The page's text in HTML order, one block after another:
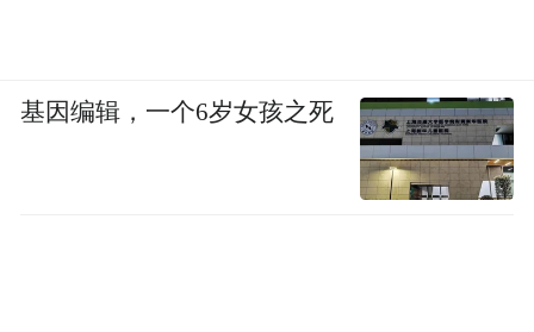
基因编辑，一个6岁女孩之死